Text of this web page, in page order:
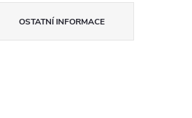
OSTATNÍ INFORMACE